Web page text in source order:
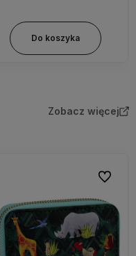
Do koszyka
Zobacz więcej
Do